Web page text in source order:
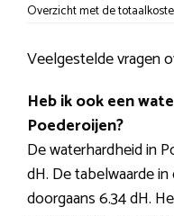
Overzicht met de
Veelgestelde vragen
Heb ik ook een
Poederoijen?
De waterhardheid in
dH. De tabelwaarde
doorgaans 6.34 dH.